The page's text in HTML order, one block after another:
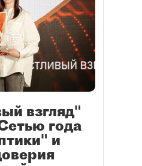
взгляд"
года
и